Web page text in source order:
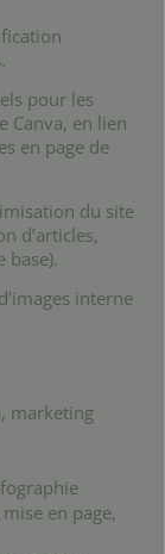
pour les
Canva, en lien
en page de
du site
d’articles,
base).
interne
marketing
en page,